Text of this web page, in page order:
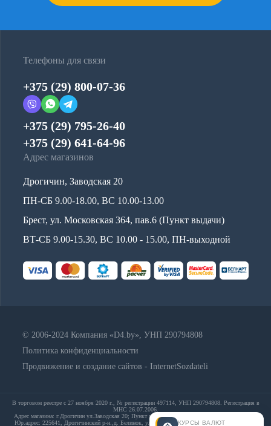
КУРСЫ ВАЛЮТ
Телефоны для связи
+375 (29) 800-07-36
+375 (29) 795-26-40
+375 (29) 641-64-96
Адрес магазинов
Дрогичин, Заводская 20
ПН-СБ 9.00-18.00, ВС 10.00-13.00
Брест, ул. Московская 364, пав.6 (Пункт выдачи)
ВТ-СБ 9.00-15.30, ВС 10.00 - 15.00, ПН-выходной
© 2006-2024 Компания «D4.by», УНП 290794808
Политика конфиденциальности
Продвижение и создание сайтов - InternetSozdateli
В торговом реестре с 27 ноября 2020 г., № регистрации 497114, УНП 290794808. Регистрация в
МНС 26.07.2006.
Адрес магазина: г.Дрогичин ул.Заводская 20; Пункт выдачи: Брест, ул. Московская 364, пав.6;
Юр.адрес: 225641, Дрогичинский р-н.,д. Белинок, ул. Набережная,д. 13А; E-mail: info@d4.by